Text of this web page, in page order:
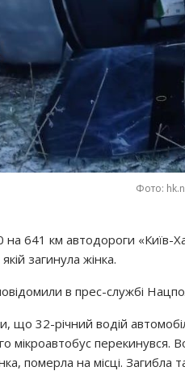
Фото:
641 км автодороги «Київ-
загинула жінка.
в прес-службі
що 32-річний водій
мікроавтобус перекинувся.
померла на місці.